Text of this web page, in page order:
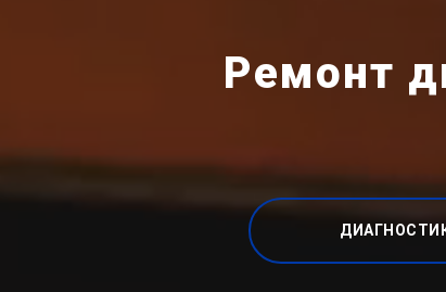
Ремонт